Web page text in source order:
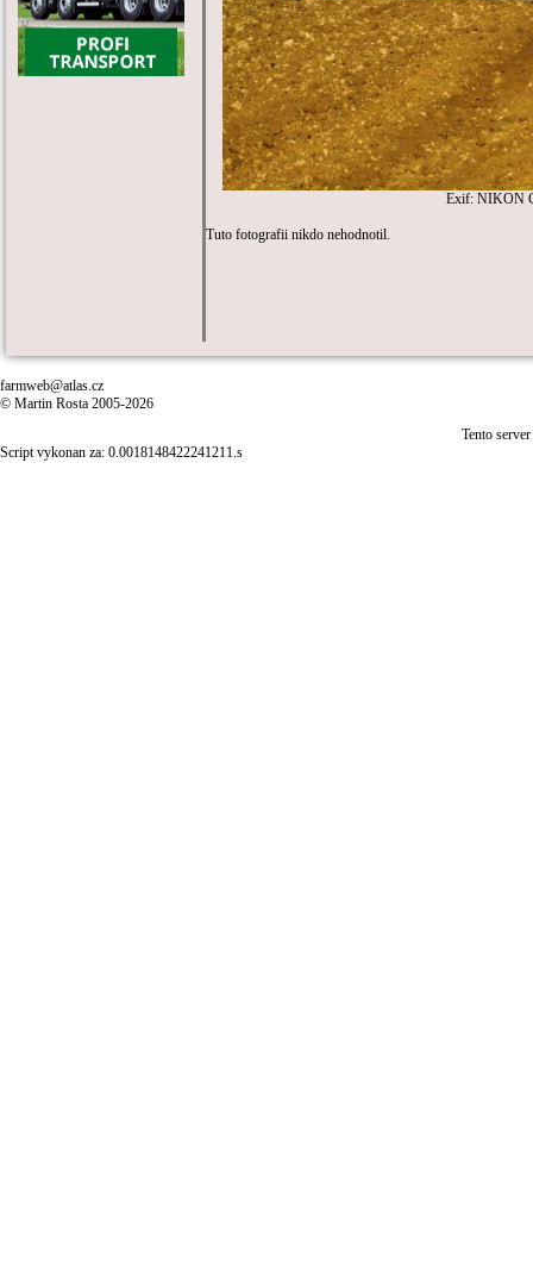
Exif: NIKON
Tuto fotografii nikdo nehodnotil.
farmweb@atlas.cz
© Martin Rosta 2005-2026
Tento
Script vykonan za: 0.0018148422241211.s